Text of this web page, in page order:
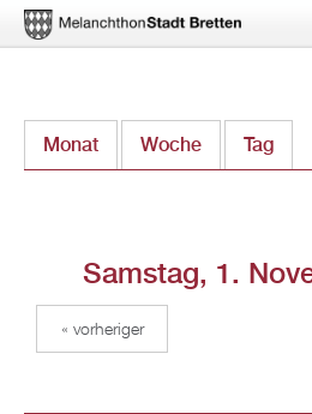
zum
Monat Woche Tag
Samstag, 1.
« vorheriger